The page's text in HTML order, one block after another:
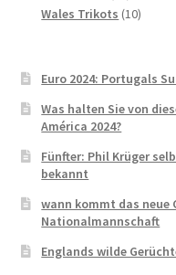
Produkte
Wales Trikots 1010
Euro 2024: Portugals
Was halten Sie von
América 2024?
Fünfter: Phil Krüger
bekannt
wann kommt das neue
Nationalmannschaft
Englands wilde